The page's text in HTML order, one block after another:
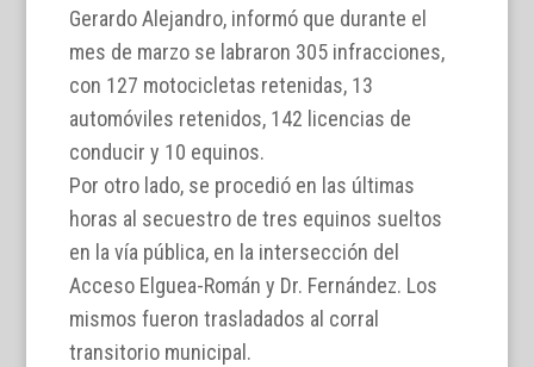
Gerardo Alejandro, informó que durante el
mes de marzo se labraron 305 infracciones,
con 127 motocicletas retenidas, 13
automóviles retenidos, 142 licencias de
conducir y 10 equinos.
Por otro lado, se procedió en las últimas
horas al secuestro de tres equinos sueltos
en la vía pública, en la intersección del
Acceso Elguea-Román y Dr. Fernández. Los
mismos fueron trasladados al corral
transitorio municipal.